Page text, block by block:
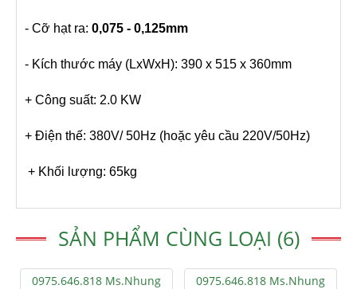
- Cỡ hạt ra: 0,075 - 0,125mm
- Kích thước máy (LxWxH): 390 x 515 x 360mm
+ Công suất: 2.0 KW
+ Điện thế: 380V/ 50Hz (hoặc yêu cầu 220V/50Hz)
+ Khối lượng: 65kg
SẢN PHẨM CÙNG LOẠI (6)
0975.646.818 Ms.Nhung 0975.646.818 Ms.Nhung